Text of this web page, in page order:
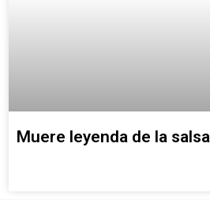
Muere leyenda de la salsa